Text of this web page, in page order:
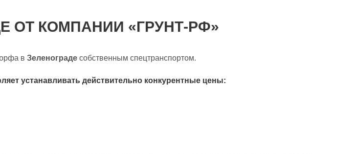
ОТ КОМПАНИИ «ГРУНТ-РФ»
в Зеленограде собственным спецтранспортом.
устанавливать действительно конкурентные цены: